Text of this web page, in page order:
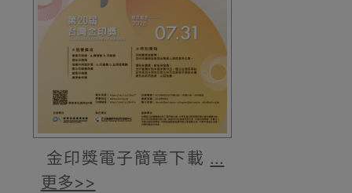
金印獎電子簡章下載 ...
更多>>